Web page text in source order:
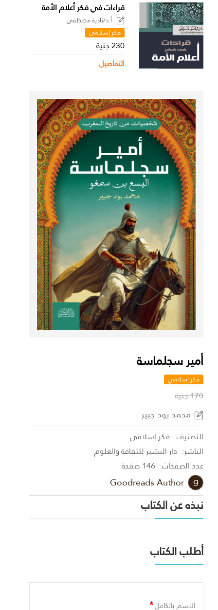
قراءات في فكر أعلام الأمة
أ.د/نادية مصطفى
فكر إسلامي
230 جنية
التفاصيل
أمير سجلماسة
فكر إسلامي
170 جنية
محمد بود جبير
التصنيف: فكر إسلامي
الناشر: دار البشير للثقافة والعلوم
عدد الصفحات: 146 صفحة
Goodreads Author
نبذه عن الكتاب
أطلب الكتاب
الاسم بالكامل*